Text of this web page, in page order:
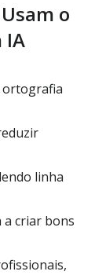
o
IA
ortografia
linha
a criar bons